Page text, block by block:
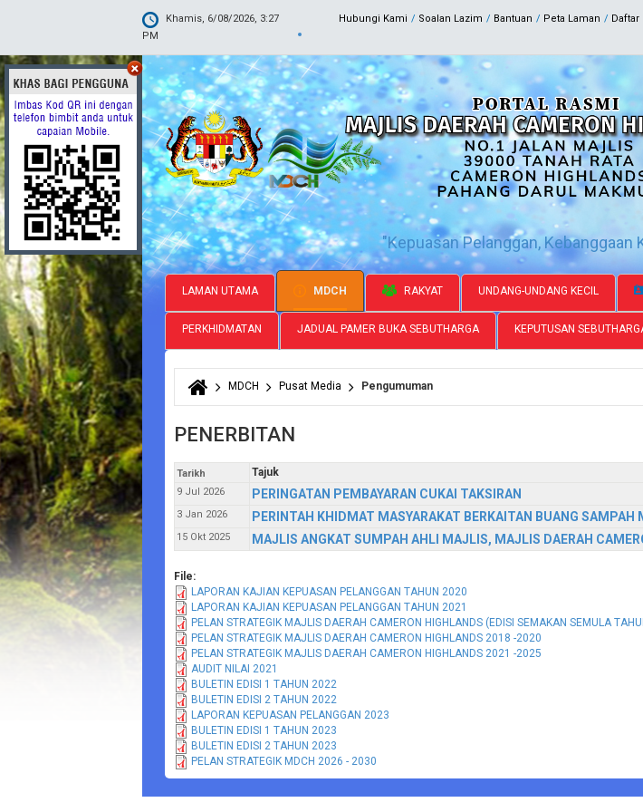
Khamis, 6/08/2026, 3:27
PM
Hubungi Kami Soalan Lazim Bantuan Peta Laman Daftar
"Kepuasan Pelanggan, Kebanggaan
LAMAN UTAMA MDCH RAKYAT UNDANG-UNDANG KECIL
PERKHIDMATAN JADUAL PAMER BUKA SEBUTHARGA KEPUTUSAN
Anda di sini
MDCH Pusat Media Pengumuman
PENERBITAN
Tarikh Tajuk
9 Jul 2026 PERINGATAN PEMBAYARAN CUKAI TAKSIRAN
3 Jan 2026 PERINTAH KHIDMAT MASYARAKAT BERKAITAN BUANG SAMPAH
15 Okt 2025 MAJLIS ANGKAT SUMPAH AHLI MAJLIS, MAJLIS DAERAH
File:
LAPORAN KAJIAN KEPUASAN PELANGGAN TAHUN 2020
LAPORAN KAJIAN KEPUASAN PELANGGAN TAHUN 2021
PELAN STRATEGIK MAJLIS DAERAH CAMERON HIGHLANDS (EDISI SEMAKAN SEMULA
PELAN STRATEGIK MAJLIS DAERAH CAMERON HIGHLANDS 2018 -2020
PELAN STRATEGIK MAJLIS DAERAH CAMERON HIGHLANDS 2021 -2025
AUDIT NILAI 2021
BULETIN EDISI 1 TAHUN 2022
BULETIN EDISI 2 TAHUN 2022
LAPORAN KEPUASAN PELANGGAN 2023
BULETIN EDISI 1 TAHUN 2023
BULETIN EDISI 2 TAHUN 2023
PELAN STRATEGIK MDCH 2026 - 2030